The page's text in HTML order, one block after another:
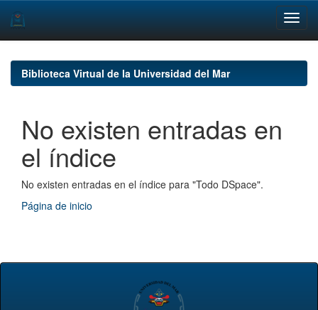
navigationBiblioteca Virtual de la Universidad del Mar
No existen entradas en
el índice
No existen entradas en el índice para "Todo DSpace".
Página de inicio